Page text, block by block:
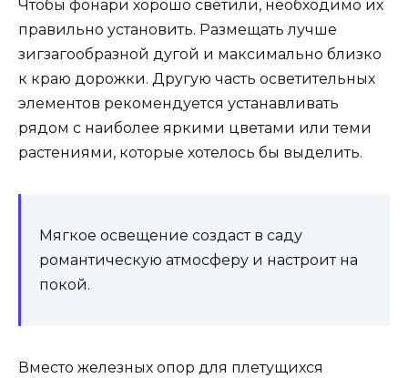
Чтобы фонари хорошо светили, необходимо их
правильно установить. Размещать лучше
зигзагообразной дугой и максимально близко
к краю дорожки. Другую часть осветительных
элементов рекомендуется устанавливать
рядом с наиболее яркими цветами или теми
растениями, которые хотелось бы выделить.
Мягкое освещение создаст в саду
романтическую атмосферу и настроит на
покой.
Вместо железных опор для плетущихся